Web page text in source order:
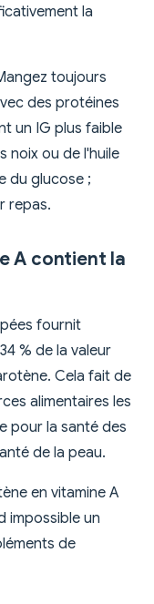
la
toujours
des protéines
un IG plus faible
noix ou de l'huile
du glucose ;
repas.
A contient la
fournit
% de la valeur
Cela fait de
alimentaires les
pour la santé des
de la peau.
en vitamine A
impossible un
de